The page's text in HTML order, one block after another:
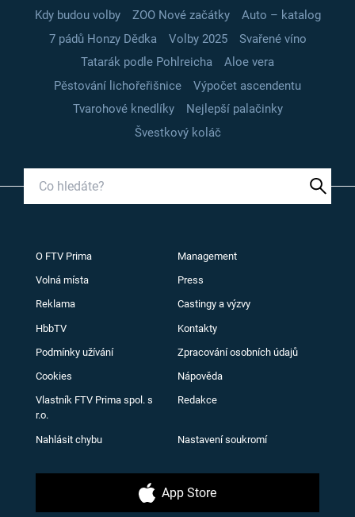
Kdy budou volby
ZOO Nové začátky
Auto – katalog
7 pádů Honzy Dědka
Volby 2025
Svařené víno
Tatarák podle Pohlreicha
Aloe vera
Pěstování lichořeřišnice
Výpočet ascendentu
Tvarohové knedlíky
Nejlepší palačinky
Švestkový koláč
O FTV Prima Management
Volná místa Press
Reklama Castingy a výzvy
HbbTV Kontakty
Podmínky užívání Zpracování osobních údajů
Cookies Nápověda
Vlastník FTV Prima spol. s
r.o.
Redakce
Nahlásit chybu Nastavení soukromí
App Store